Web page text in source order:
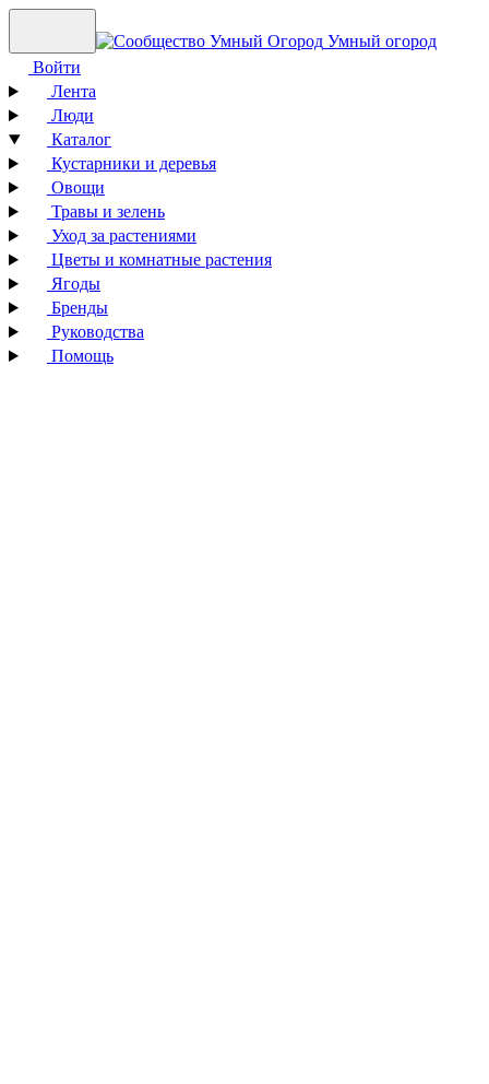
Умный огород
Войти
Лента
Люди
Каталог
Кустарники и деревья
Овощи
Травы и зелень
Уход за растениями
Цветы и комнатные растения
Ягоды
Бренды
Руководства
Помощь